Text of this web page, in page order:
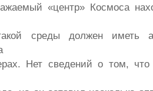
«центр» Космоса
такой среды должен иметь
Нет сведений о том,